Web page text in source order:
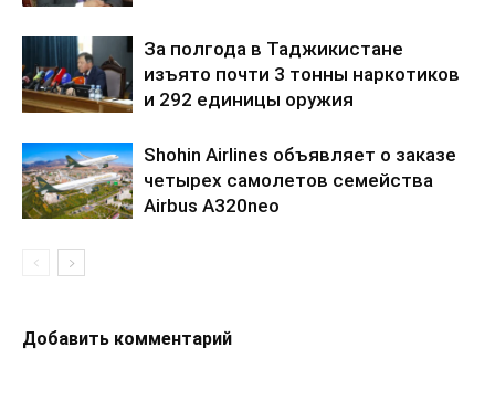
За полгода в Таджикистане
изъято почти 3 тонны наркотиков
и 292 единицы оружия
Shohin Airlines объявляет о заказе
четырех самолетов семейства
Airbus A320neo
Добавить комментарий